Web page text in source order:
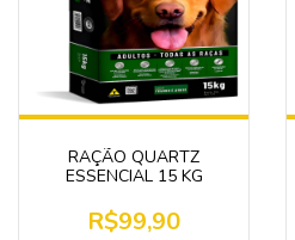
RAÇÃO QUARTZ
ESSENCIAL 15 KG
R$99,90